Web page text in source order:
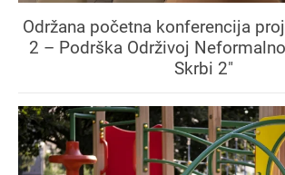
Održana početna konferencija
2 – Podrška Održivoj
Skrbi 2"